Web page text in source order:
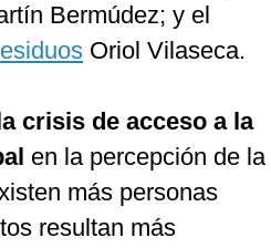
Bermúdez; y el
Oriol Vilaseca.
crisis de acceso a la
en la percepción de la
más personas
resultan más